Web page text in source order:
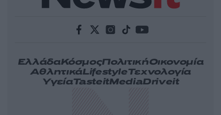
ΕλλάδαΚόσμοςΠολιτικήΟικονομία
ΑθλητικάLifestyleΤεχνολογία
ΥγείαTasteitMediaDriveit